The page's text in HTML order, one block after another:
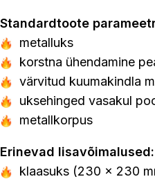
Standardtoote
metalluks
korstna ühendamine
värvitud kuumakindla
uksehinged vasakul
metallkorpus
Erinevad lisavõimalused:
klaasuks (230 x 230